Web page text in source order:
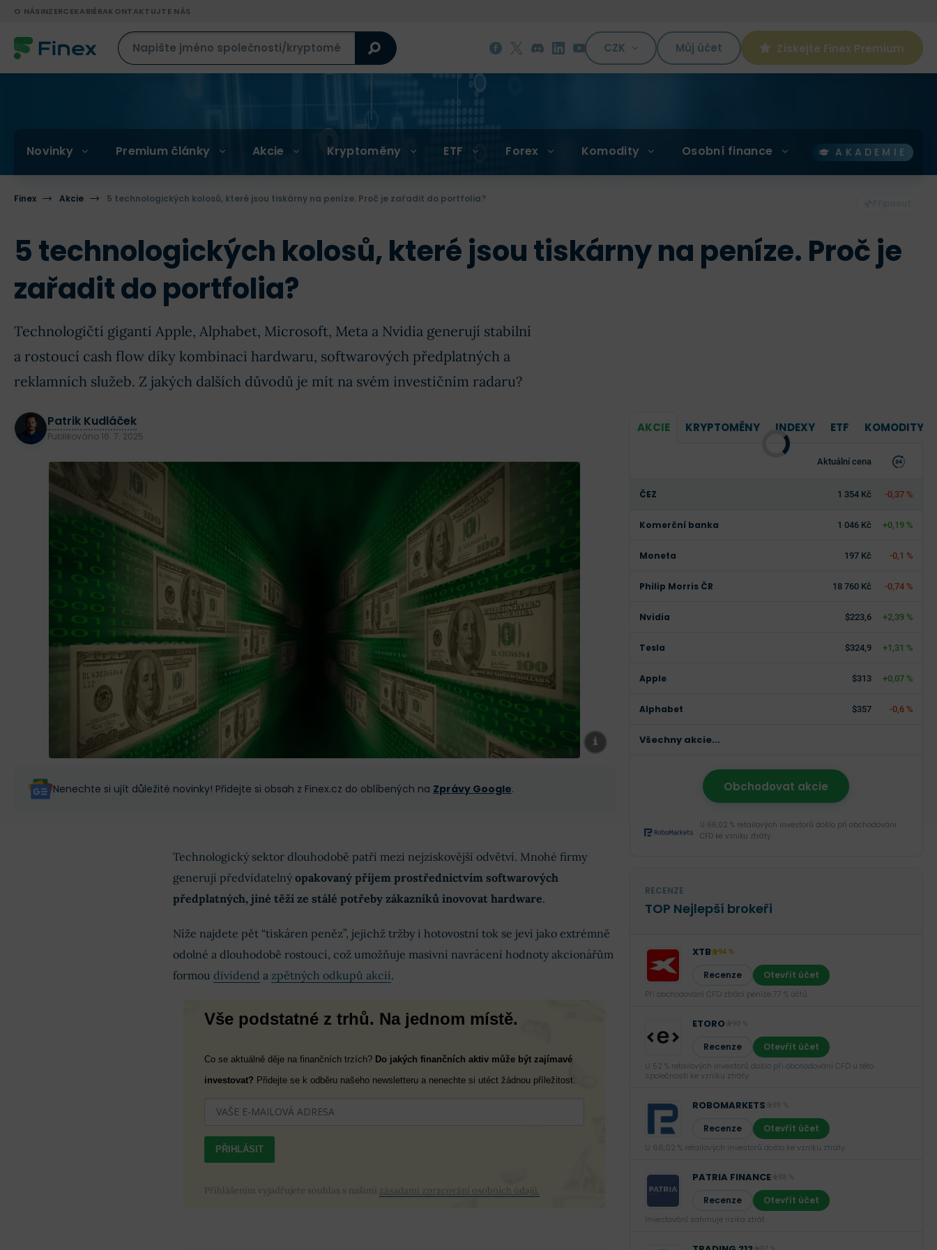
O NÁSINZERCEKARIÉRAKONTAKTUJTE NÁS
CZK Můj účet Získejte Finex Premium
Novinky Premium články Akcie Kryptoměny ETF Forex Komodity Osobní finance AKADEMIE
Finex Akcie 5 technologických kolosů, které jsou tiskárny na peníze. Proč je zařadit do portfolia?
5 technologických kolosů, které jsou tiskárny na peníze. Proč je
zařadit do portfolia?
Technologičtí giganti Apple, Alphabet, Microsoft, Meta a Nvidia generují stabilní
a rostoucí cash flow díky kombinaci hardwaru, softwarových předplatných a
reklamních služeb. Z jakých dalších důvodů je mít na svém investičním radaru?
Patrik Kudláček
Publikováno 16. 7. 2025
Nenechte si ujít důležité novinky! Přidejte si obsah z Finex.cz do oblíbených na Zprávy Google.
Technologický sektor dlouhodobě patří mezi nejziskovější odvětví. Mnohé firmy
generují předvídatelný opakovaný příjem prostřednictvím softwarových
předplatných, jiné těží ze stálé potřeby zákazníků inovovat hardware.
Níže najdete pět “tiskáren peněz”, jejichž tržby i hotovostní tok se jeví jako extrémně
odolné a dlouhodobě rostoucí, což umožňuje masivní navrácení hodnoty akcionářům
formou dividend a zpětných odkupů akcií.
Vše podstatné z trhů. Na jednom místě.
Co se aktuálně děje na finančních trzích? Do jakých finančních aktiv může být zajímavé
investovat? Přidejte se k odběru našeho newsletteru a nenechte si utéct žádnou příležitost.
PŘIHLÁSIT
Přihlášením vyjadřujete souhlas s našimi zásadami zpracování osobních údajů.
AKCIE KRYPTOMĚNY INDEXY ETF KOMODITY
Aktuální cena
ČEZ 1 354 Kč -0,37 %
Komerční banka 1 046 Kč +0,19 %
Moneta 197 Kč -0,1 %
Philip Morris ČR 18 760 Kč -0,74 %
Nvidia $223,6 +2,39 %
Tesla $324,9 +1,31 %
Apple $313 +0,07 %
Alphabet $357 -0,6 %
Všechny akcie...
Obchodovat akcie
U 66,02 % retailových investorů došlo při obchodování
CFD ke vzniku ztráty.
RECENZE
TOP Nejlepší brokeři
XTB 94 %
Recenze Otevřít účet
Při obchodování CFD ztrácí peníze 77 % účtů.
ETORO
Recenze Otevřít účet
U 52 % retailových investorů došlo při obchodování CFD u této
společnosti ke vzniku ztráty.
ROBOMARKETS
Recenze Otevřít účet
U 66,02 % retailových investorů došlo ke vzniku ztráty.
PATRIA FINANCE
Recenze Otevřít účet
Investování zahrnuje rizika ztrát.‎